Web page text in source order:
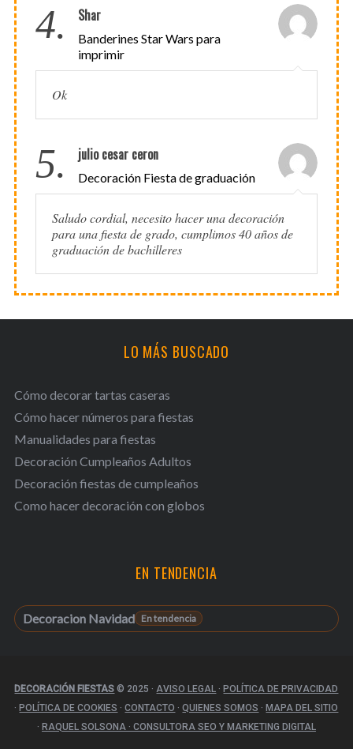
4. Shar
Banderines Star Wars para
imprimir
Ok
5. julio cesar ceron
Decoración Fiesta de graduación
Saludo cordial, necesito hacer una decoración
para una fiesta de grado, cumplimos 40 años de
graduación de bachilleres
LO MÁS BUSCADO
Cómo decorar tartas caseras
Cómo hacer números para fiestas
Manualidades para fiestas
Decoración Cumpleaños Adultos
Decoración fiestas de cumpleaños
Como hacer decoración con globos
EN TENDENCIA
Decoracion Navidad
DECORACIÓN FIESTAS © 2025 · AVISO LEGAL · POLÍTICA DE PRIVACIDAD
· POLÍTICA DE COOKIES · CONTACTO · QUIENES SOMOS · MAPA DEL SITIO
· RAQUEL SOLSONA · CONSULTORA SEO Y MARKETING DIGITAL